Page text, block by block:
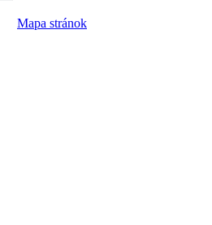
Mapa stránok